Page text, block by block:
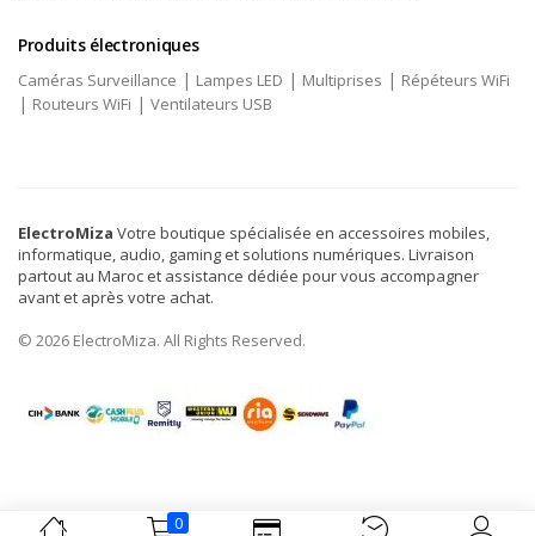
0
Produits électroniques
Caméras Surveillance | Lampes LED | Multiprises | Répéteurs WiFi
| Routeurs WiFi | Ventilateurs USB
ElectroMiza Votre boutique spécialisée en accessoires mobiles,
informatique, audio, gaming et solutions numériques. Livraison
partout au Maroc et assistance dédiée pour vous accompagner
avant et après votre achat.
© 2026 ElectroMiza. All Rights Reserved.